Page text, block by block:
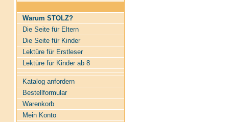
Warum STOLZ?
Die Seite für Eltern
Die Seite für Kinder
Lektüre für Erstleser
Lektüre für Kinder ab 8
Katalog anfordern
Bestellformular
Warenkorb
Mein Konto